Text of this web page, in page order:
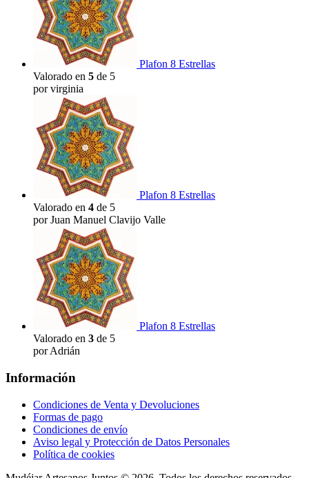
Plafon 8 Estrellas
Valorado en 5 de 5
por virginia
Plafon 8 Estrellas
Valorado en 4 de 5
por Juan Manuel Clavijo Valle
Plafon 8 Estrellas
Valorado en 3 de 5
por Adrián
Información
Condiciones de Venta y Devoluciones
Formas de pago
Condiciones de envío
Aviso legal y Protección de Datos Personales
Política de cookies